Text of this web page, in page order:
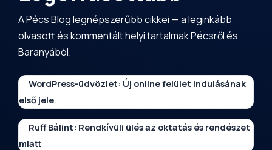
A Pécs Blog legnépszerűbb cikkei — a leginkább
olvasott és kommentált helyi tartalmak Pécsről és
Baranyából.
WordPress-üdvözlet: Új online felület indulásának
első jele
Ruff Bálint: Rendkívüli ülés az oktatás és rendészet
miatt